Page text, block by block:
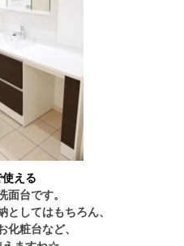
える
面台です。
してはもちろん、
化粧台など、